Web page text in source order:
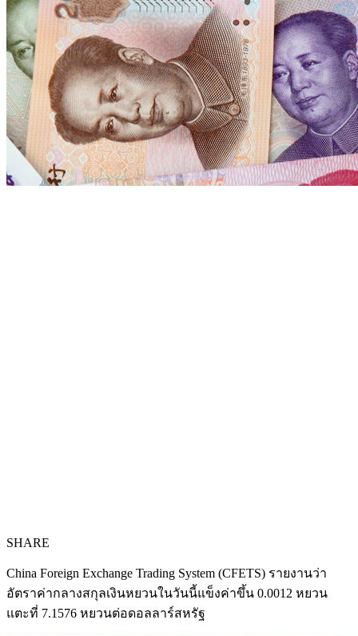
SHARE
China Foreign Exchange Trading System (CFETS) รายงานว่า
อัตราค่ากลางสกุลเงินหยวนในวันนี้แข็งค่าขึ้น 0.0012 หยวน
แตะที่ 7.1576 หยวนต่อดอลลาร์สหรัฐ